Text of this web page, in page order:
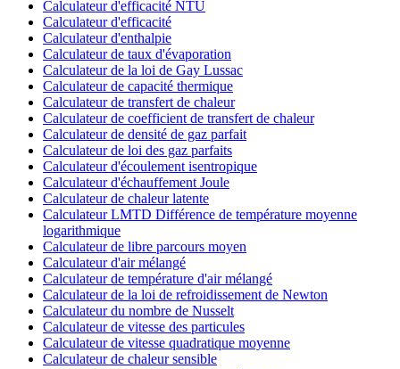
Calculateur d'efficacité NTU
Calculateur d'efficacité
Calculateur d'enthalpie
Calculateur de taux d'évaporation
Calculateur de la loi de Gay Lussac
Calculateur de capacité thermique
Calculateur de transfert de chaleur
Calculateur de coefficient de transfert de chaleur
Calculateur de densité de gaz parfait
Calculateur de loi des gaz parfaits
Calculateur d'écoulement isentropique
Calculateur d'échauffement Joule
Calculateur de chaleur latente
Calculateur LMTD Différence de température moyenne
logarithmique
Calculateur de libre parcours moyen
Calculateur d'air mélangé
Calculateur de température d'air mélangé
Calculateur de la loi de refroidissement de Newton
Calculateur du nombre de Nusselt
Calculateur de vitesse des particules
Calculateur de vitesse quadratique moyenne
Calculateur de chaleur sensible